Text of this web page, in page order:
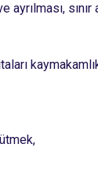
ayrılması,